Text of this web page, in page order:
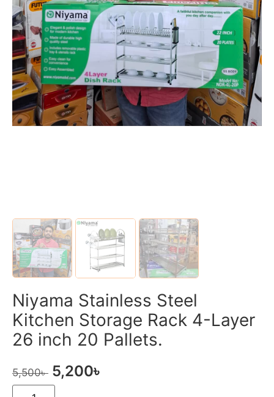
Niyama Stainless Steel
Kitchen Storage Rack 4-Layer
26 inch 20 Pallets.
5,500৳ 5,200৳